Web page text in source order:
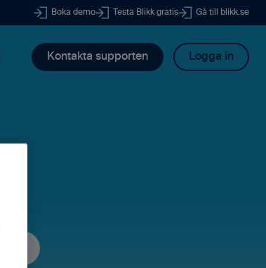
Boka demo Testa Blikk gratis Gå till blikk.se
Kontakta supporten Logga in